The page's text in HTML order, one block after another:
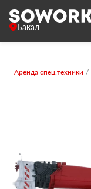
Бакал
Аренда спец.техники